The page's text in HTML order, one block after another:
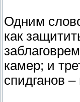
Одним
как
камер; и
спидганов